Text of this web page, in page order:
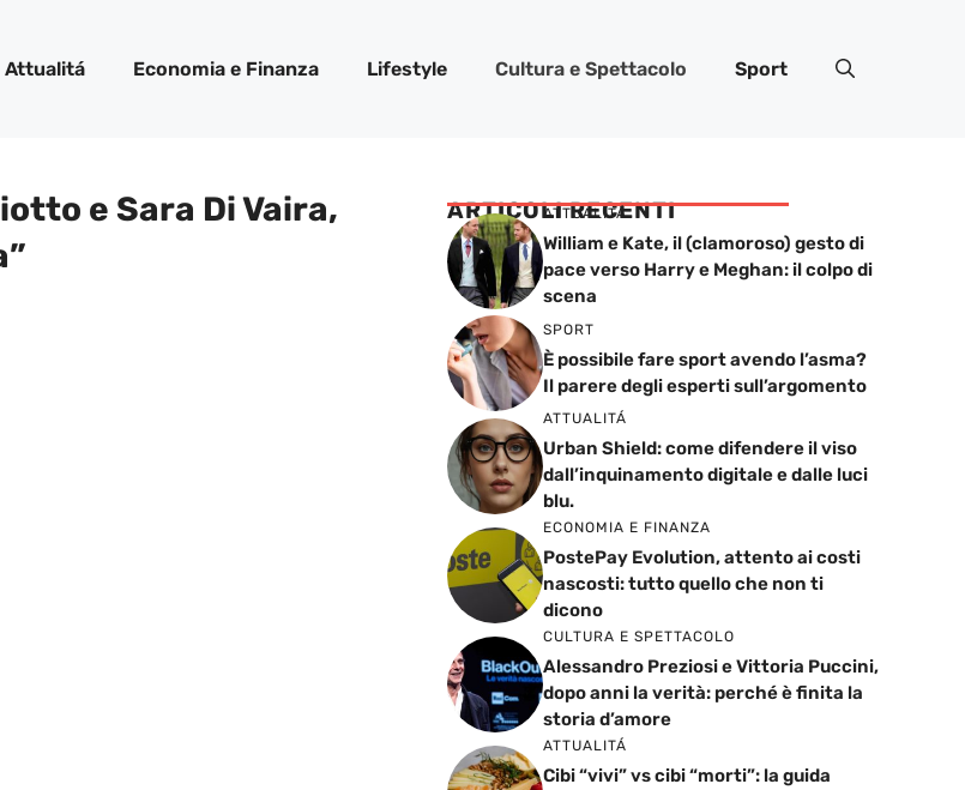
Attualitá Economia e Finanza Lifestyle Cultura e Spettacolo Sport
e Sara Di Vaira,
ARTICOLI RECENTI
ATTUALITÁ
William e Kate, il (clamoroso) gesto di
pace verso Harry e Meghan: il colpo di
scena
SPORT
È possibile fare sport avendo l’asma?
Il parere degli esperti sull’argomento
ATTUALITÁ
Urban Shield: come difendere il viso
dall’inquinamento digitale e dalle luci
blu.
ECONOMIA E FINANZA
PostePay Evolution, attento ai costi
nascosti: tutto quello che non ti
dicono
CULTURA E SPETTACOLO
Alessandro Preziosi e Vittoria Puccini,
dopo anni la verità: perché è finita la
storia d’amore
ATTUALITÁ
Cibi “vivi” vs cibi “morti”: la guida